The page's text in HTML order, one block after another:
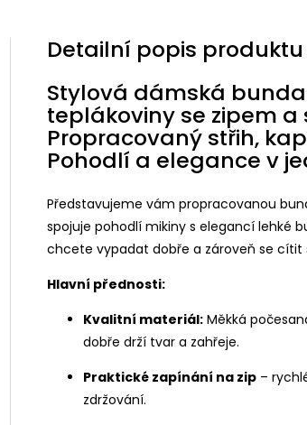
Detailní popis produktu
Stylová dámská
teplákoviny se zipem a
Propracovaný střih,
Pohodlí a elegance v
Představujeme vám propracovanou
spojuje pohodlí mikiny s elegancí lehké
chcete vypadat dobře a zároveň se cítit
Hlavní přednosti:
Kvalitní materiál: Měkká
dobře drží tvar a zahřeje.
Praktické zapínání na zip –
zdržování.